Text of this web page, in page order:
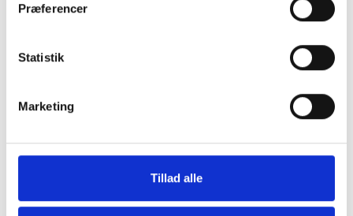
Præferencer
Statistik
Marketing
Tillad alle